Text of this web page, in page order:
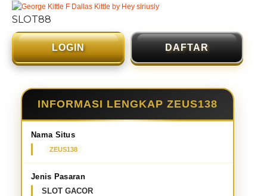
SLOT88
LOGIN DAFTAR
INFORMASI LENGKAP ZEUS138
Nama Situs
ZEUS138
Jenis Pasaran
SLOT GACOR